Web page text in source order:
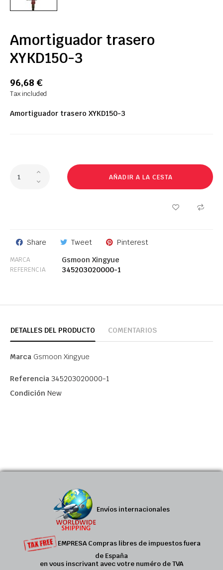
Amortiguador trasero
XYKD150-3
96,68 €
Tax included
Amortiguador trasero XYKD150-3
AÑADIR A LA CESTA
Share Tweet Pinterest
MARCA Gsmoon Xingyue
REFERENCIA 345203020000-1
DETALLES DEL PRODUCTO COMENTARIOS
Marca Gsmoon Xingyue
Referencia 345203020000-1
Condición New
Envíos internacionales
EMPRESA Compras libres de impuestos fuera
de España
en vous inscrivant avec votre numéro de TVA